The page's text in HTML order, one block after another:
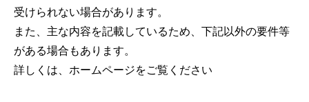
受けられない場合があります。
また、主な内容を記載しているため、下記以外の要件等
がある場合もあります。
詳しくは、ホームページをご覧ください